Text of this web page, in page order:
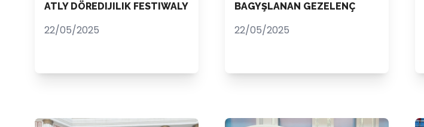
ATLY DÖREDIJILIK FESTIWALY
22/05/2025
BAGYŞLANAN GEZELENÇ
22/05/2025